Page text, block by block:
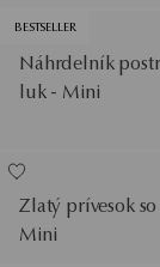
BESTSELLER
Náhrdelník
luk - Mini
Zlatý prívesok
Mini